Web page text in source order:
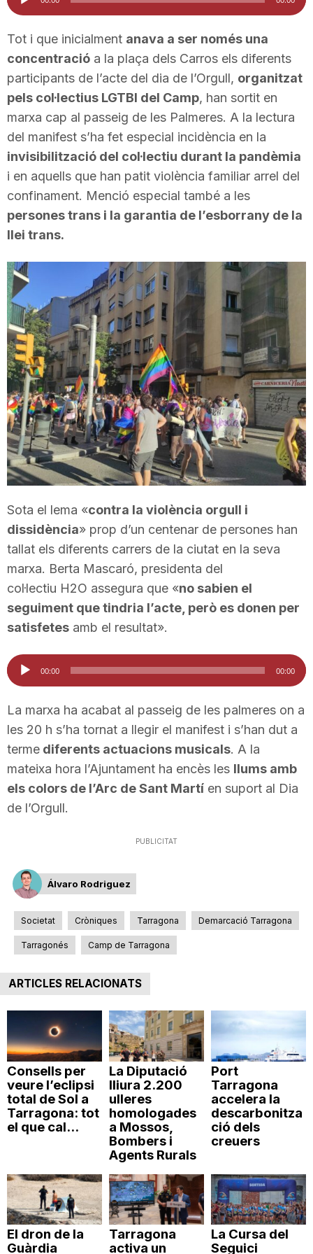
i
u
t
a
t
d
e
T
a
r
r
a
g
a
d'àudio
Tot i que inicialment anava a ser només una
concentració a la plaça dels Carros els diferents
participants de l’acte del dia de l’Orgull, organitzat
pels col·lectius LGTBI del Camp, han sortit en
marxa cap al passeig de les Palmeres. A la lectura
del manifest s’ha fet especial incidència en la
invisibilització del col·lectiu durant la pandèmia
i en aquells que han patit violència familiar arrel del
confinament. Menció especial també a les
persones trans i la garantia de l’esborrany de la
llei trans.
Sota el lema «contra la violència orgull i
dissidència» prop d’un centenar de persones han
tallat els diferents carrers de la ciutat en la seva
marxa. Berta Mascaró, presidenta del
col·lectiu H2O assegura que «no sabien el
seguiment que tindria l’acte, però es donen per
satisfetes amb el resultat».
Reproductor
d'àudio
00:00 00:00
La marxa ha acabat al passeig de les palmeres on a
les 20 h s’ha tornat a llegir el manifest i s’han dut a
terme diferents actuacions musicals. A la
mateixa hora l’Ajuntament ha encès les llums amb
els colors de l’Arc de Sant Martí en suport al Dia
de l’Orgull.
PUBLICITAT
Álvaro Rodriguez
Societat Cròniques Tarragona Demarcació Tarragona
Tarragonés Camp de Tarragona
ARTICLES RELACIONATS
Consells per
veure l’eclipsi
total de Sol a
Tarragona: tot
el que cal...
La Diputació
lliura 2.200
ulleres
homologades
a Mossos,
Bombers i
Agents Rurals
Port
Tarragona
accelera la
descarbonitza
ció dels
creuers
El dron de la
Guàrdia
Tarragona
activa un
La Cursa del
Seguici